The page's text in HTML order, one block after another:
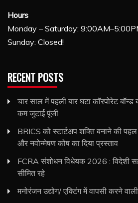
Hours
Monday – Saturday:
Sunday: Closed!
RECENT POSTS
चार साल में पहली बार घटा कॉरपोरेट
कम जुटाई पूंजी
BRICS को स्टार्टअप शक्ति बनाने की
और नवोन्मेषण कोष का दिया प्रस्ताव
FCRA संशोधन विधेयक 2026 : विदेशी
सीमित रहे
मनोरंजन उद्योग/ एक्टिंग में वापसी करने